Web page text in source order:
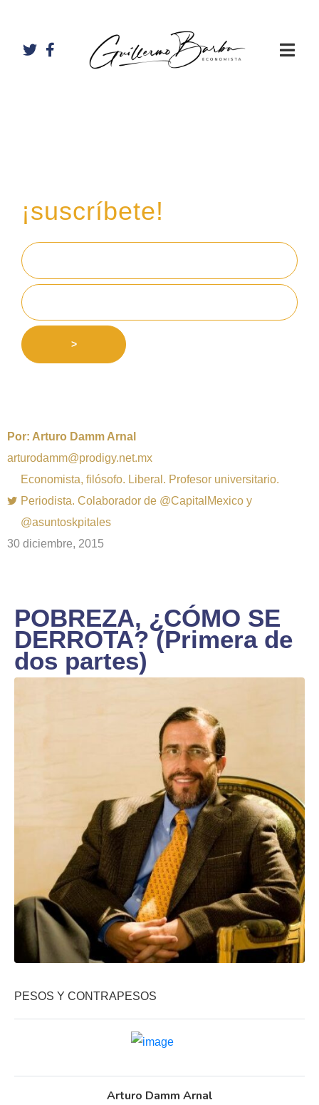
¡suscríbete!
>
Por: Arturo Damm Arnal
arturodamm@prodigy.net.mx
Economista, filósofo. Liberal. Profesor universitario.
Periodista. Colaborador de @CapitalMexico y
@asuntoskpitales
30 diciembre, 2015
POBREZA, ¿CÓMO SE
DERROTA? (Primera de
dos partes)
PESOS Y CONTRAPESOS
Arturo Damm Arnal